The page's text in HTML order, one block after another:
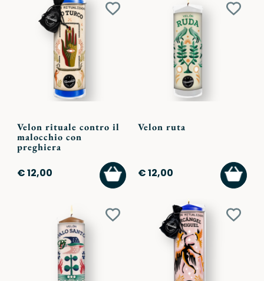
Aggiungi
Velon rituale contro il
malocchio con
preghiera
€ 12,00
AGGIUNGI
AL
CARRELLO
Velon ruta
€ 12,00
AL
Aggiungi